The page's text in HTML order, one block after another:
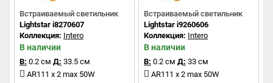
Встраиваемый светильник
Lightstar i8270607
Коллекция: Intero
В наличии
В: 0.2 см Д: 33.5 см
AR111 x 2 max 50W
Встраиваемый светильник
Lightstar i9260606
Коллекция: Intero
В наличии
В: 0.2 см Д: 33 см
AR111 x 2 max 50W